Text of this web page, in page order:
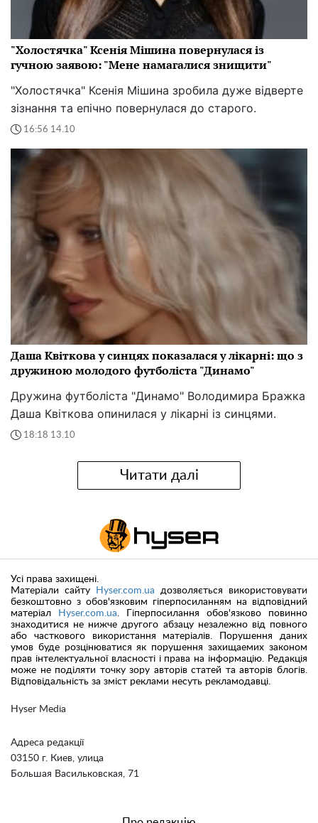
"Холостячка" Ксенія Мішина повернулася із
гучною заявою: "Мене намагалися знищити"
"Холостячка" Ксенія Мішина зробила дуже відверте
зізнання та епічно повернулася до старого.
16:56 14.10
Даша Квіткова у синцях показалася у лікарні: що з
дружиною молодого футболіста "Динамо"
Дружина футболіста "Динамо" Володимира Бражка
Даша Квіткова опинилася у лікарні із синцями.
18:18 13.10
Читати далі
Hyser Media
Адреса редакції
03150 г. Киев, улица
Большая Васильковская, 71
Усі права захищені.
Матеріали сайту
Hyser.com.ua дозволяється використовувати
безкоштовно з обов'язковим гіперпосиланням на відповідний
матеріал
Hyser.com.ua. Гіперпосилання обов'язково повинно
знаходитися не нижче другого абзацу незалежно від повного
або часткового використання матеріалів. Порушення даних
умов буде розцінюватися як порушення захищаемих законом
прав інтелектуальної власності і права на інформацію. Редакція
може не поділяти точку зору авторів статей та авторів блогів.
Відповідальність за зміст реклами несуть рекламодавці.